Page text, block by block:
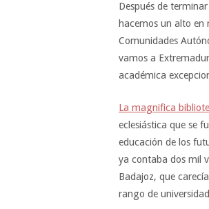
Después de
hacemos un alto en
Comunidades
vamos a
académica
La magnifica
eclesiástica que se
educación de los
ya contaba dos mil
Badajoz, que
rango de